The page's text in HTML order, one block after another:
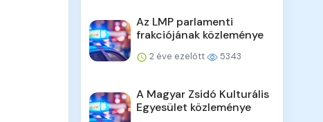
Az LMP parlamenti
frakciójának közleménye
2 éve ezelőtt 5343
A Magyar Zsidó Kulturális
Egyesület közleménye